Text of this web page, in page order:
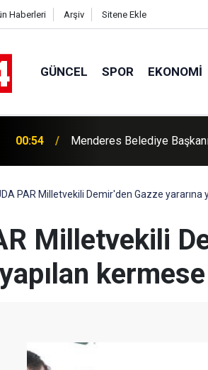
Haberleri Arşiv Sitene Ekle
GÜNCEL SPOR EKONOMI
00:42 Erdemli'de Kur'an kursu
PAR Milletvekili Demir'den Gazze
Milletvekili